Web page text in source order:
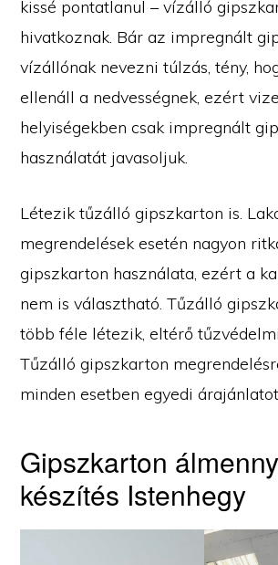
kissé pontatlanul – vízálló
hivatkoznak. Bár az impregnált
vízállónak nevezni túlzás, tény,
ellenáll a nedvességnek, ezért
helyiségekben csak impregnált
használatát javasoljuk.
Létezik tűzálló gipszkarton is.
megrendelések esetén nagyon
gipszkarton használata, ezért a
nem is választható. Tűzálló
több féle létezik, eltérő
Tűzálló gipszkarton
minden esetben egyedi
Gipszkarton
készítés Istenhegy